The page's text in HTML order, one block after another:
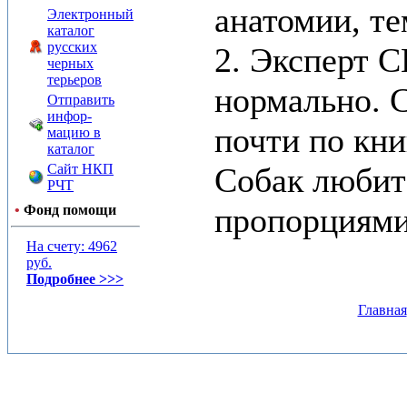
Электронный
каталог
русских
черных
терьеров
Отправить
инфор-
мацию в
каталог
Сайт НКП
РЧТ
• Фонд помощи
На счету: 4962
руб.
Подробнее >>>
анатомии,
2. Эксперт
нормально.
почти по
Собак
Главная